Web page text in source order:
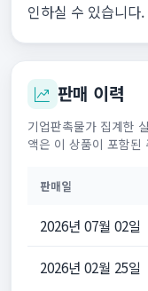
인하실 수 있습니다.
판매 이력
기업판촉물가 집계한
액은 이 상품이 포함된
판매일
2026년 07월 02일
2026년 02월 25일